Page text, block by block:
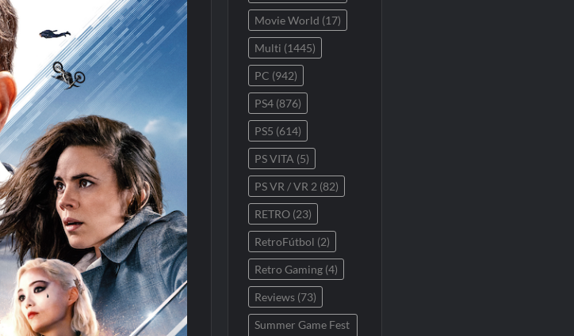
Movie World (17)
Multi (1445)
PC (942)
PS4 (876)
PS5 (614)
PS VITA (5)
PS VR / VR 2 (82)
RETRO (23)
RetroFútbol (2)
Retro Gaming (4)
Reviews (73)
Summer Game Fest